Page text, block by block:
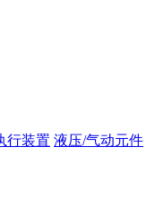
行装置 液压/气动元件